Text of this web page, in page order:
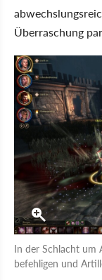
Überraschung
In der Schlacht um
befehligen und